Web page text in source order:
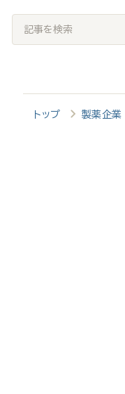
記
事
検
トップ 製薬企業